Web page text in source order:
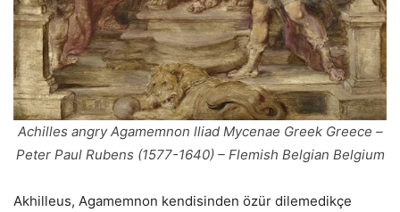
Achilles angry Agamemnon lliad Mycenae Greek Greece –
Peter Paul Rubens (1577-1640) – Flemish Belgian Belgium
Akhilleus, Agamemnon kendisinden özür dilemedikçe